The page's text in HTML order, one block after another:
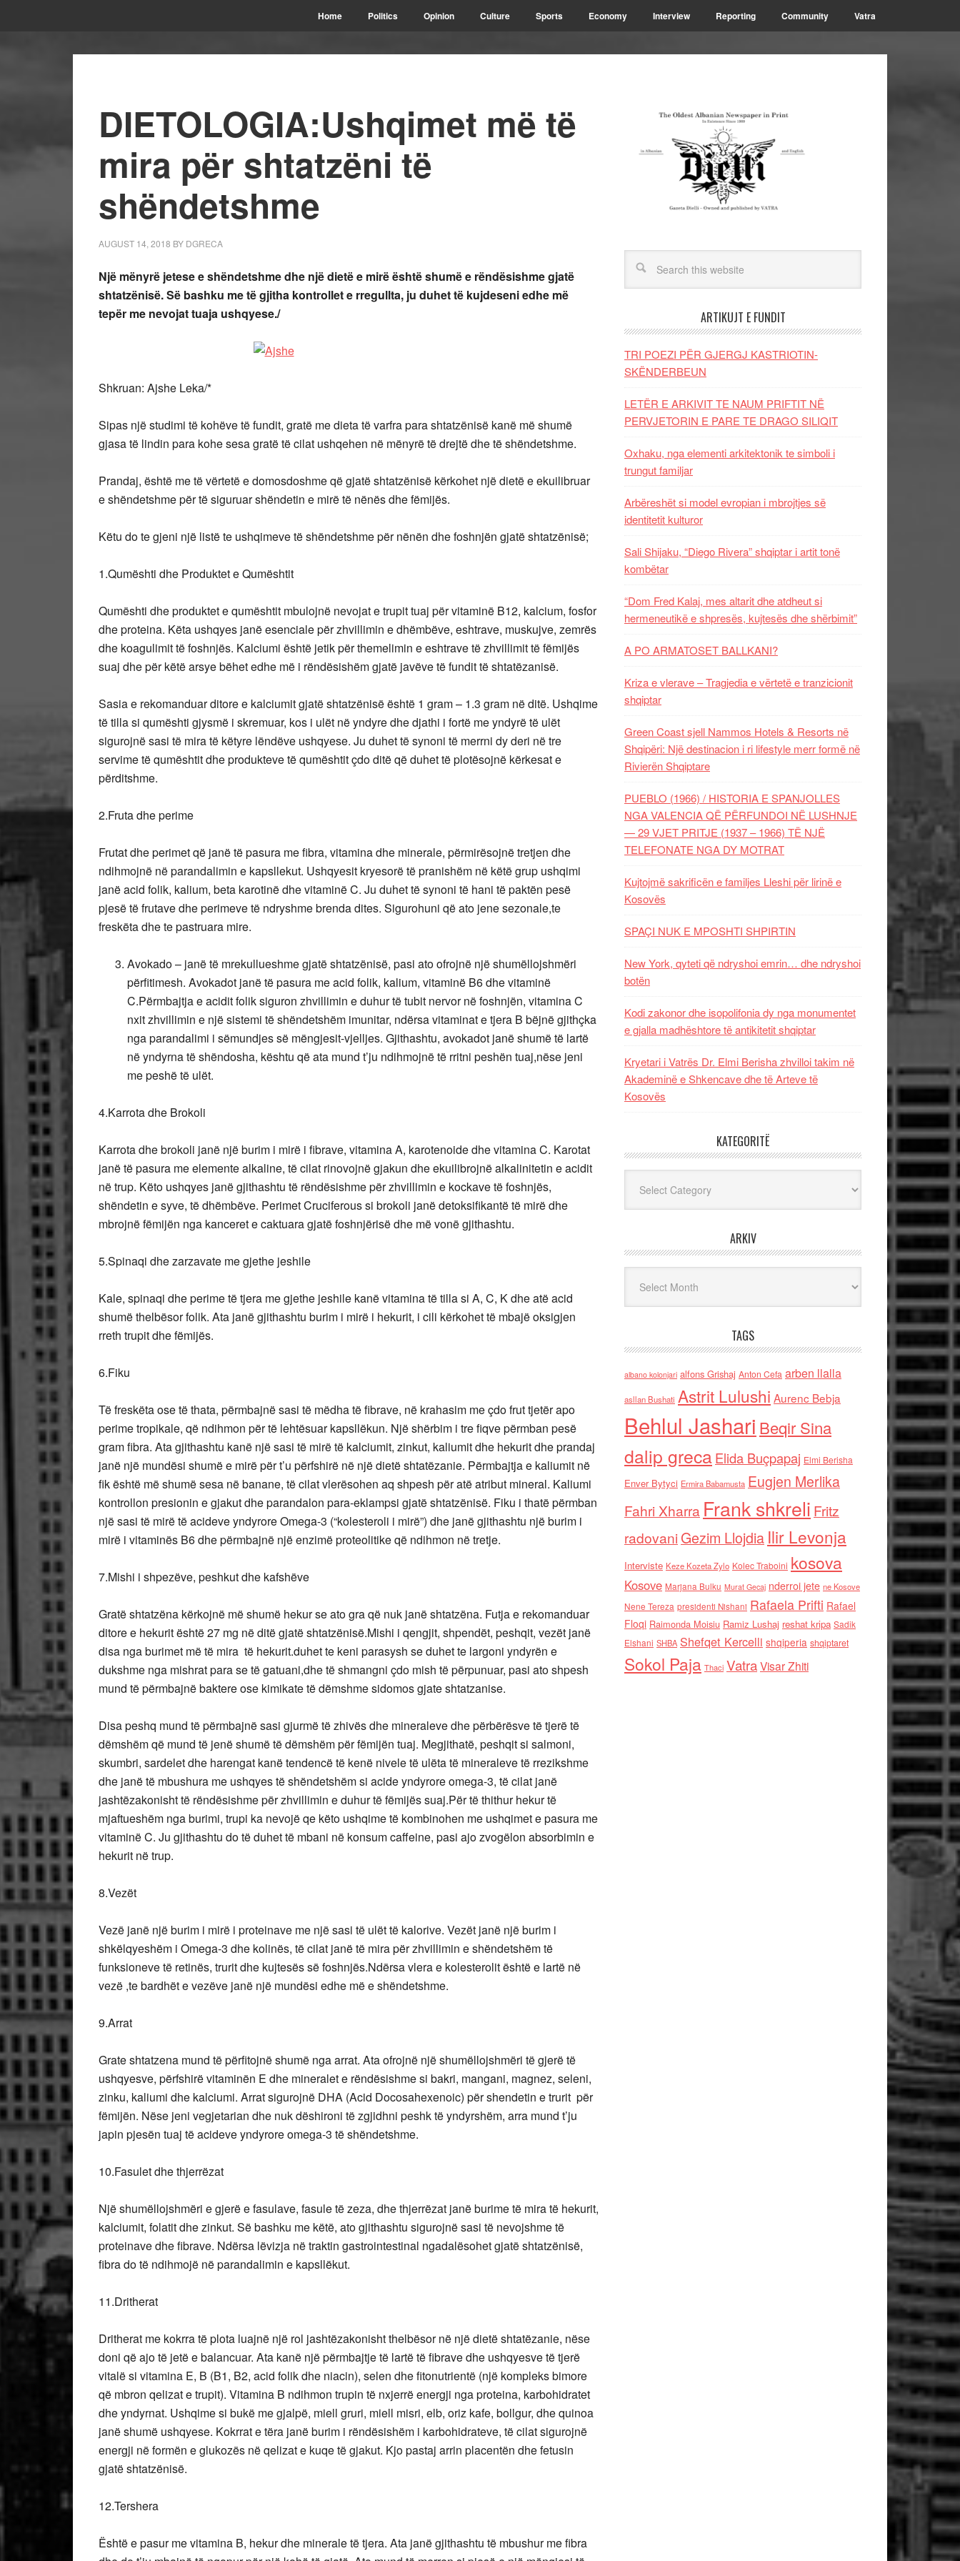
Home Politics Opinion Culture Sports Economy Interview Reporting Community Vatra
DIETOLOGIA:Ushqimet më të
mira për shtatzëni të
shëndetshme
AUGUST 14, 2018 BY DGRECA
Një mënyrë jetese e shëndetshme dhe një dietë e mirë është shumë e rëndësishme gjatë
shtatzënisë. Së bashku me të gjitha kontrollet e rregullta, ju duhet të kujdeseni edhe më
tepër me nevojat tuaja ushqyese./
Shkruan: Ajshe Leka/*
Sipas një studimi të kohëve të fundit, gratë me dieta të varfra para shtatzënisë kanë më shumë
gjasa të lindin para kohe sesa gratë të cilat ushqehen në mënyrë të drejtë dhe të shëndetshme.
Prandaj, është me të vërtetë e domosdoshme që gjatë shtatzënisë kërkohet një dietë e ekuilibruar
e shëndetshme për të siguruar shëndetin e mirë të nënës dhe fëmijës.
Këtu do te gjeni një listë te ushqimeve të shëndetshme për nënën dhe foshnjën gjatë shtatzënisë;
1.Qumështi dhe Produktet e Qumështit
Qumështi dhe produktet e qumështit mbulojnë nevojat e trupit tuaj për vitaminë B12, kalcium, fosfor
dhe proteina. Këta ushqyes janë esenciale për zhvillimin e dhëmbëve, eshtrave, muskujve, zemrës
dhe koagulimit të foshnjës. Kalciumi është jetik për themelimin e eshtrave të zhvillimit të fëmijës
suaj dhe për këtë arsye bëhet edhe më i rëndësishëm gjatë javëve të fundit të shtatëzanisë.
Sasia e rekomanduar ditore e kalciumit gjatë shtatzënisë është 1 gram – 1.3 gram në ditë. Ushqime
të tilla si qumështi gjysmë i skremuar, kos i ulët në yndyre dhe djathi i fortë me yndyrë të ulët
sigurojnë sasi të mira të këtyre lëndëve ushqyese. Ju duhet të synoni të merrni dy deri në tre
servime të qumështit dhe produkteve të qumështit çdo ditë që duhet të plotësojnë kërkesat e
përditshme.
2.Fruta dhe perime
Frutat dhe perimet që janë të pasura me fibra, vitamina dhe minerale, përmirësojnë tretjen dhe
ndihmojnë në parandalimin e kapsllekut. Ushqyesit kryesorë të pranishëm në këtë grup ushqimi
janë acid folik, kalium, beta karotinë dhe vitaminë C. Ju duhet të synoni të hani të paktën pesë
pjesë të frutave dhe perimeve të ndryshme brenda dites. Sigurohuni që ato jene sezonale,te
freskëta dhe te pastruara mire.
Avokado – janë të mrekullueshme gjatë shtatzënisë, pasi ato ofrojnë një shumëllojshmëri
përfitimesh. Avokadot janë të pasura me acid folik, kalium, vitaminë B6 dhe vitaminë
C.Përmbajtja e acidit folik siguron zhvillimin e duhur të tubit nervor në foshnjën, vitamina C
nxit zhvillimin e një sistemi të shëndetshëm imunitar, ndërsa vitaminat e tjera B bëjnë gjithçka
nga parandalimi i sëmundjes së mëngjesit-vjelljes. Gjithashtu, avokadot janë shumë të lartë
në yndyrna të shëndosha, kështu që ata mund t’ju ndihmojnë të rritni peshën tuaj,nëse jeni
me peshë të ulët.
4.Karrota dhe Brokoli
Karrota dhe brokoli janë një burim i mirë i fibrave, vitamina A, karotenoide dhe vitamina C. Karotat
janë të pasura me elemente alkaline, të cilat rinovojnë gjakun dhe ekuilibrojnë alkalinitetin e acidit
në trup. Këto ushqyes janë gjithashtu të rëndësishme për zhvillimin e kockave të foshnjës,
shëndetin e syve, të dhëmbëve. Perimet Cruciferous si brokoli janë detoksifikantë të mirë dhe
mbrojnë fëmijën nga kanceret e caktuara gjatë foshnjërisë dhe më vonë gjithashtu.
5.Spinaqi dhe zarzavate me gjethe jeshile
Kale, spinaqi dhe perime të tjera me gjethe jeshile kanë vitamina të tilla si A, C, K dhe atë acid
shumë thelbësor folik. Ata janë gjithashtu burim i mirë i hekurit, i cili kërkohet të mbajë oksigjen
rreth trupit dhe fëmijës.
6.Fiku
Të freskëta ose të thata, përmbajnë sasi të mëdha të fibrave, në krahasim me çdo frut tjetër apo
perime tropikale, që ndihmon për të lehtësuar kapsllëkun. Një shërbim i tre fiqve përmban pesë
gram fibra. Ata gjithashtu kanë një sasi të mirë të kalciumit, zinkut, kaliumit dhe hekurit dhe prandaj
janë një mundësi shumë e mirë për t’u përfshirë në një dietë shtatëzanie. Përmbajtja e kaliumit në
fik është më shumë sesa në banane, të cilat vlerësohen aq shpesh për atë atribut mineral. Kaliumi
kontrollon presionin e gjakut dhe parandalon para-eklampsi gjatë shtatzënisë. Fiku i thatë përmban
një sasi të mirë të acideve yndyrore Omega-3 (“kolesteroli i mirë”) dhe janë gjithashtu një burim i
mirë i vitaminës B6 dhe përmbajnë një enzimë proteolitike që ndihmon në tretje.
7.Mishi i shpezëve, peshkut dhe kafshëve
Gratë shtatzëna kërkojnë më shumë hekur se ato gra që nuk janë shtatzëna. Futja e rekomanduar
ditore e hekurit është 27 mg në ditë gjatë shtatzënisë.Mishi i qengjit, shpendët, peshqit, vezët janë
disa nga burimet më të mira të hekurit.duhet te keni parasysh se duhet te largoni yndyrën e
dukshme nga mishrat para se të gatuani,dhe të shmangni çdo mish të përpunuar, pasi ato shpesh
mund të përmbajnë baktere ose kimikate të dëmshme sidomos gjate shtatzanise.
Disa peshq mund të përmbajnë sasi gjurmë të zhivës dhe mineraleve dhe përbërësve të tjerë të
dëmshëm që mund të jenë shumë të dëmshëm për fëmijën tuaj. Megjithatë, peshqit si salmoni,
skumbri, sardelet dhe harengat kanë tendencë të kenë nivele të ulëta të mineraleve të rrezikshme
dhe janë të mbushura me ushqyes të shëndetshëm si acide yndyrore omega-3, të cilat janë
jashtëzakonisht të rëndësishme për zhvillimin e duhur të fëmijës suaj.Për të thithur hekur të
mjaftueshëm nga burimi, trupi ka nevojë qe këto ushqime të kombinohen me ushqimet e pasura me
vitaminë C. Ju gjithashtu do të duhet të mbani në konsum caffeine, pasi ajo zvogëlon absorbimin e
hekurit në trup.
8.Vezët
Vezë janë një burim i mirë i proteinave me një sasi të ulët të kalorive. Vezët janë një burim i
shkëlqyeshëm i Omega-3 dhe kolinës, të cilat janë të mira për zhvillimin e shëndetshëm të
funksioneve të retinës, trurit dhe kujtesës së foshnjës.Ndërsa vlera e kolesterolit është e lartë në
vezë ,te bardhët e vezëve janë një mundësi edhe më e shëndetshme.
9.Arrat
Grate shtatzena mund të përfitojnë shumë nga arrat. Ata ofrojnë një shumëllojshmëri të gjerë të
ushqyesve, përfshirë vitaminën E dhe mineralet e rëndësishme si bakri, mangani, magnez, seleni,
zinku, kaliumi dhe kalciumi. Arrat sigurojnë DHA (Acid Docosahexenoic) për shendetin e trurit për
fëmijën. Nëse jeni vegjetarian dhe nuk dëshironi të zgjidhni peshk të yndyrshëm, arra mund t’ju
japin pjesën tuaj të acideve yndyrore omega-3 të shëndetshme.
10.Fasulet dhe thjerrëzat
Një shumëllojshmëri e gjerë e fasulave, fasule të zeza, dhe thjerrëzat janë burime të mira të hekurit,
kalciumit, folatit dhe zinkut. Së bashku me këtë, ato gjithashtu sigurojnë sasi të nevojshme të
proteinave dhe fibrave. Ndërsa lëvizja në traktin gastrointestinal ngadalësohet gjatë shtatzënisë,
fibra do të ndihmojë në parandalimin e kapsllëkut.
11.Dritherat
Dritherat me kokrra të plota luajnë një rol jashtëzakonisht thelbësor në një dietë shtatëzanie, nëse
doni që ajo të jetë e balancuar. Ata kanë një përmbajtje të lartë të fibrave dhe ushqyesve të tjerë
vitalë si vitamina E, B (B1, B2, acid folik dhe niacin), selen dhe fitonutrientë (një kompleks bimore
që mbron qelizat e trupit). Vitamina B ndihmon trupin të nxjerrë energji nga proteina, karbohidratet
dhe yndyrnat. Ushqime si bukë me gjalpë, miell gruri, miell misri, elb, oriz kafe, bollgur, dhe quinoa
janë shumë ushqyese. Kokrrat e tëra janë burim i rëndësishëm i karbohidrateve, të cilat sigurojnë
energji në formën e glukozës në qelizat e kuqe të gjakut. Kjo pastaj arrin placentën dhe fetusin
gjatë shtatzënisë.
12.Tershera
Është e pasur me vitamina B, hekur dhe minerale të tjera. Ata janë gjithashtu të mbushur me fibra
ARTIKUJT E FUNDIT
TRI POEZI PËR GJERGJ KASTRIOTIN-
SKËNDERBEUN
LETËR E ARKIVIT TE NAUM PRIFTIT NË
PERVJETORIN E PARE TE DRAGO SILIQIT
Oxhaku, nga elementi arkitektonik te simboli i
trungut familjar
Arbëreshët si model evropian i mbrojtjes së
identitetit kulturor
Sali Shijaku, “Diego Rivera” shqiptar i artit tonë
kombëtar
“Dom Fred Kalaj, mes altarit dhe atdheut si
hermeneutikë e shpresës, kujtesës dhe shërbimit”
A PO ARMATOSET BALLKANI?
Kriza e vlerave – Tragjedia e vërtetë e tranzicionit
shqiptar
Green Coast sjell Nammos Hotels & Resorts në
Shqipëri: Një destinacion i ri lifestyle merr formë në
Rivierën Shqiptare
PUEBLO (1966) / HISTORIA E SPANJOLLES
NGA VALENCIA QË PËRFUNDOI NË LUSHNJE
— 29 VJET PRITJE (1937 – 1966) TË NJË
TELEFONATE NGA DY MOTRAT
Kujtojmë sakrificën e familjes Lleshi për lirinë e
Kosovës
SPAÇI NUK E MPOSHTI SHPIRTIN
New York, qyteti që ndryshoi emrin… dhe ndryshoi
botën
Kodi zakonor dhe isopolifonia dy nga monumentet
e gjalla madhështore të antikitetit shqiptar
Kryetari i Vatrës Dr. Elmi Berisha zhvilloi takim në
Akademinë e Shkencave dhe të Arteve të
Kosovës
KATEGORITË
ARKIV
TAGS
albano kolonjari alfons Grishaj Anton Cefa arben llalla
asllan Bushati Astrit Lulushi Aurenc Bebja
Behlul Jashari Beqir Sina
dalip grecaElida Buçpapaj Elmi Berisha
Enver Bytyci Ermira Babamusta Eugjen Merlika
Fahri Xharra Frank shkreli Fritz
radovaniGezim Llojdia Ilir Levonja
Interviste Keze Kozeta Zylo Kolec Traboini kosova
Kosove Marjana Bulku Murat Gecaj nderroi jete ne Kosove
Nene Tereza presidenti Nishani Rafaela Prifti Rafael
Floqi Raimonda Moisiu Ramiz Lushaj reshat kripa Sadik
Elshani SHBA Shefqet Kercelli shqiperia shqiptaret
Sokol Paja Thaci VatraVisar Zhiti